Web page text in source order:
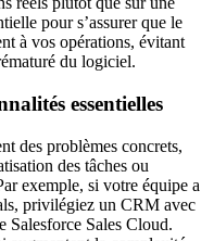
pour s’assurer que le
à vos opérations, évitant
du logiciel.
essentielles
des problèmes concrets,
des tâches ou
exemple, si votre équipe a
privilégiez un CRM avec
Salesforce Sales Cloud.